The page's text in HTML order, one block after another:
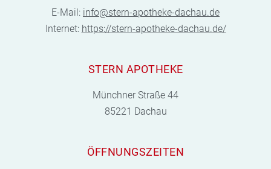
E-Mail: info@stern-apotheke-dachau.de
Internet: https://stern-apotheke-dachau.de/
STERN APOTHEKE
Münchner Straße 44
85221 Dachau
ÖFFNUNGSZEITEN